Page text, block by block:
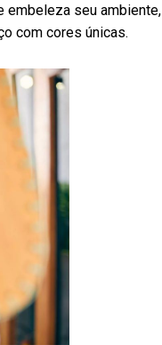
embeleza seu ambiente,
com cores únicas.